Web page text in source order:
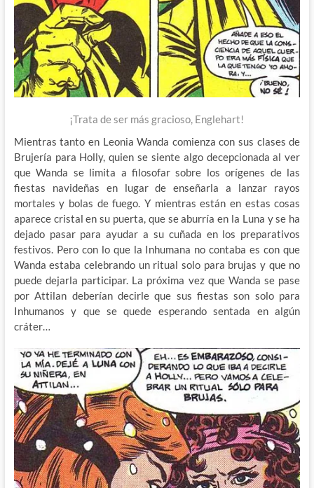
¡Trata de ser más gracioso, Englehart!
Mientras tanto en Leonia Wanda comienza con sus clases de
Brujería para Holly, quien se siente algo decepcionada al ver
que Wanda se limita a filosofar sobre los orígenes de las
fiestas navideñas en lugar de enseñarla a lanzar rayos
mortales y bolas de fuego. Y mientras están en estas cosas
aparece cristal en su puerta, que se aburría en la Luna y se ha
dejado pasar para ayudar a su cuñada en los preparativos
festivos. Pero con lo que la Inhumana no contaba es con que
Wanda estaba celebrando un ritual solo para brujas y que no
puede dejarla participar. La próxima vez que Wanda se pase
por Attilan deberían decirle que sus fiestas son solo para
Inhumanos y que se quede esperando sentada en algún
cráter…